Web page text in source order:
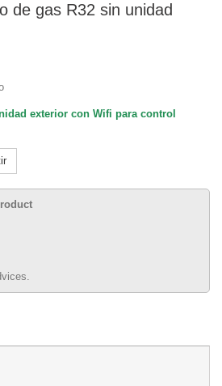
de gas R32 sin unidad
exterior con Wifi para control